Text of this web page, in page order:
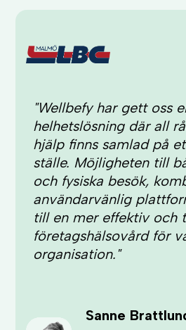
"Wellbefy har gett oss
helhetslösning där all
hjälp finns samlad på
ställe. Möjligheten till
och fysiska besök,
användarvänlig
till en mer effektiv och
företagshälsovård för
organisation."
Sanne